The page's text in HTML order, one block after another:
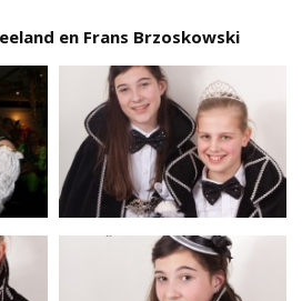
en Frans Brzoskowski